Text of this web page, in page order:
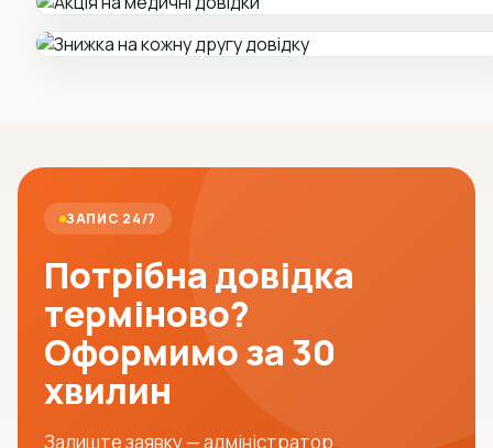
ЗАПИС 24/7
Потрібна довідка
терміново?
Оформимо за 30
хвилин
Залиште заявку — адміністратор